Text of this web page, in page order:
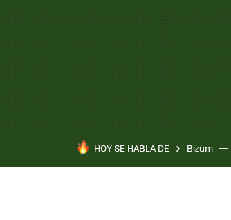
HOY SE HABLA DE Bizum